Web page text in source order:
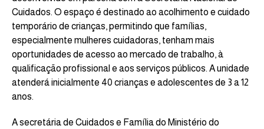
Cuidados. O espaço é destinado ao acolhimento e cuidado
temporário de crianças, permitindo que famílias,
especialmente mulheres cuidadoras, tenham mais
oportunidades de acesso ao mercado de trabalho, à
qualificação profissional e aos serviços públicos. A unidade
atenderá inicialmente 40 crianças e adolescentes de 3 a 12
anos.
A secretária de Cuidados e Família do Ministério do